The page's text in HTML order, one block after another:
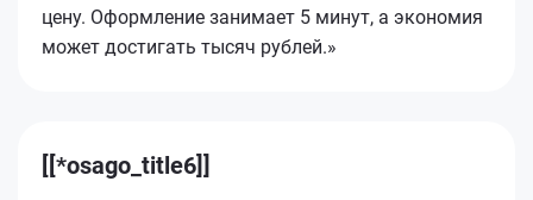
цену. Оформление занимает 5 минут, а экономия
может достигать тысяч рублей.»
[[*osago_title6]]